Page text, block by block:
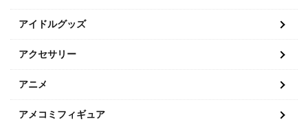
アイドルグッズ
アクセサリー
アニメ
アメコミフィギュア